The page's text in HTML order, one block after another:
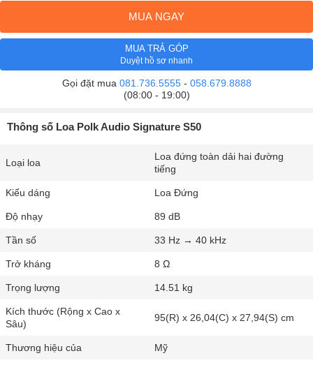
MUA NGAY
MUA TRẢ GÓP
Duyệt hồ sơ nhanh
Gọi đặt mua 081.736.5555- 058.679.8888
(08:00 - 19:00)
Thông số Loa Polk Audio Signature S50
Loại loa
Loa đứng toàn dải hai đường
tiếng
Kiểu dáng Loa Đứng
Độ nhạy 89 dB
Tần số 33 Hz → 40 kHz
Trở kháng 8 Ω
Trọng lượng 14.51 kg
Kích thước (Rộng x Cao x
Sâu)
95(R) x 26,04(C) x 27,94(S) cm
Thương hiệu của Mỹ